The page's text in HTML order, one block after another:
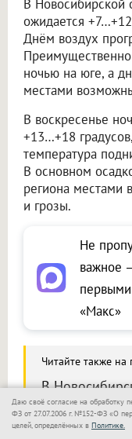
В Новосибирской
ожидается
Днём воздух
ночью на юге, а
местами
В воскресенье
+13…+18
температура
В основном
региона
и грозы.
Не
важное
«Макс»
Читайте также на
В
с четверга
Даю своё согласие на обработку
ФЗ от 27.07.2006 г. №152-ФЗ «О
целей, определённых в Политике.